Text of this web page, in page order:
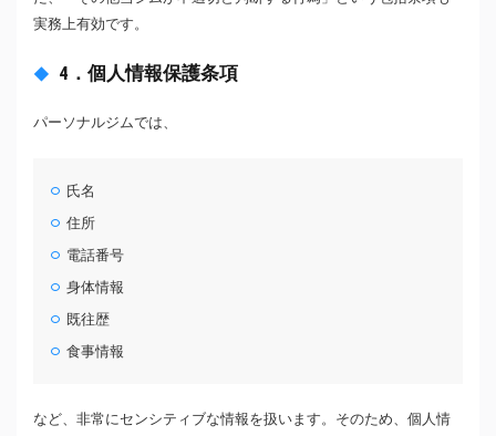
実務上有効です。
4．個人情報保護条項
パーソナルジムでは、
氏名
住所
電話番号
身体情報
既往歴
食事情報
など、非常にセンシティブな情報を扱います。そのため、個人情